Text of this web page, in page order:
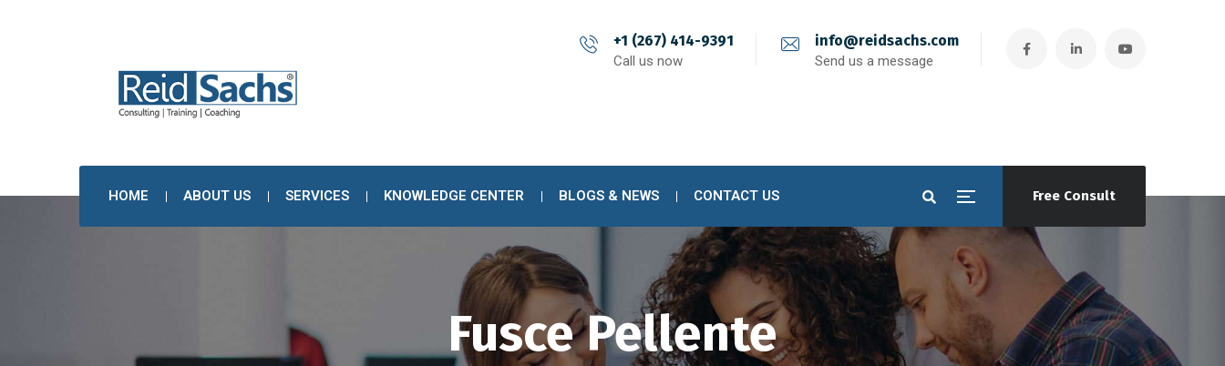
+1 (267) 414-9391
Call us now
info@reidsachs.com
Send us a message
Free Consult
HOME ABOUT US SERVICES KNOWLEDGE CENTER BLOGS & NEWS CONTACT US
Fusce Pellente